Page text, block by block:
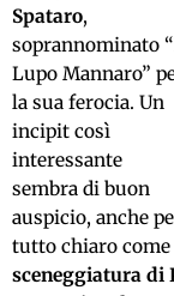
Spataro,
soprannominato
Lupo Mannaro”
la sua ferocia. Un
incipit così
interessante
sembra di buon
auspicio, anche
tutto chiaro come
sceneggiatura di